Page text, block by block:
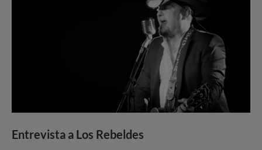
Entrevista a Los Rebeldes